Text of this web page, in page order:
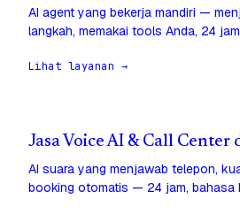
AI agent yang bekerja mandiri —
langkah, memakai tools Anda, 24
Lihat layanan →
Jasa Voice AI & Call Center
AI suara yang menjawab telepon,
booking otomatis — 24 jam, bahasa